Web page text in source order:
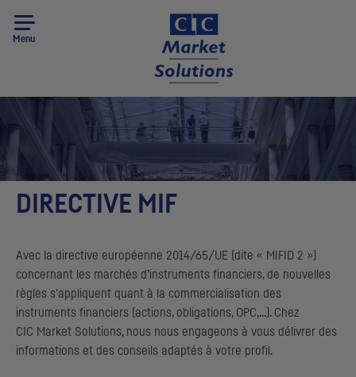
Menu
DIRECTIVE MIF
Avec la directive européenne 2014/65/UE (dite « MIFID 2 »)
concernant les marchés d’instruments financiers, de nouvelles
règles s'appliquent quant à la commercialisation des
instruments financiers (actions, obligations, OPC,...). Chez
CIC Market Solutions, nous nous engageons à vous délivrer des
informations et des conseils adaptés à votre profil.